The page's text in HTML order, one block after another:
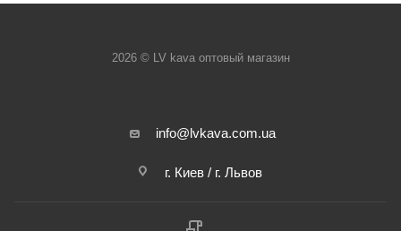
2026 © LV kava оптовый магазин
info@lvkava.com.ua
г. Киев / г. Львов